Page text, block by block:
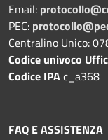
Email:
PEC:
Centralino Unico:
Codice univoco
Codice IPAc_a368
FAQ E ASSISTENZA